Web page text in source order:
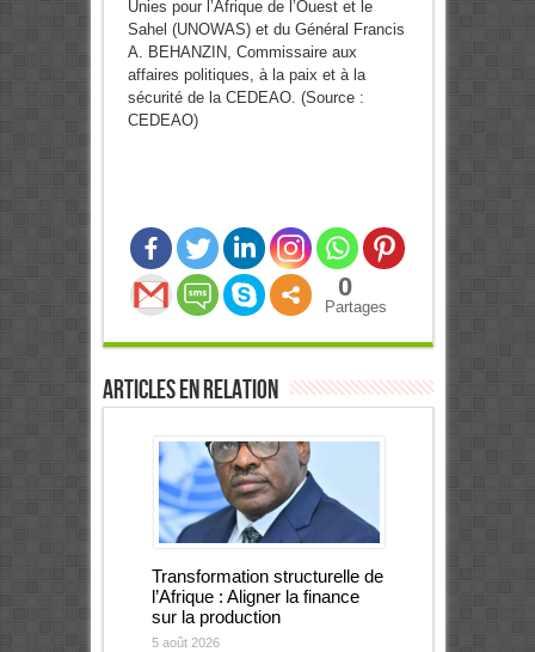
Unies pour l’Afrique de l’Ouest et le
Sahel (UNOWAS) et du Général Francis
A. BEHANZIN, Commissaire aux
affaires politiques, à la paix et à la
sécurité de la CEDEAO. (Source :
CEDEAO)
0
Partages
Articles en relation
Transformation structurelle de
l’Afrique : Aligner la finance
sur la production
5 août 2026